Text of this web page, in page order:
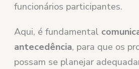
funcionários participantes.
Aqui, é fundamental
antecedência, para que os
possam se planejar